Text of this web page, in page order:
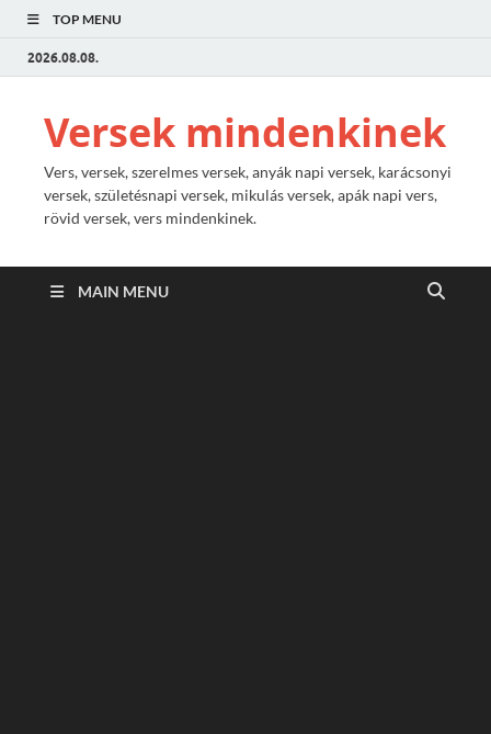
TOP MENU
2026.08.08.
Versek mindenkinek
Vers, versek, szerelmes versek, anyák napi versek, karácsonyi
versek, születésnapi versek, mikulás versek, apák napi vers,
rövid versek, vers mindenkinek.
MAIN MENU